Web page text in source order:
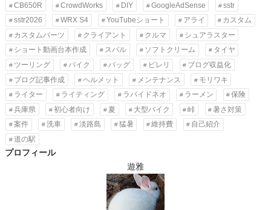
CB650R CrowdWorks DIY GoogleAdSense
sstr
sstr2026
WRX S4 YouTubeショート アライ
カスタム
カスタムパーツ
クライアント クルマ
シュアラスター
ショート動画台本作成
スバル ソフトクリーム
タイヤ
ツーリング
バイク バッグ ピレリ
ブログ収益化
ブログ記事作成
ヘルメット メンテナンス
モリワキ
ライター
ライティング ラパイドネオ ラーメン
保険
兵庫県
初心者向け 夏 大型バイク 峠
暑さ対策
案件
洗車 淡路島 猛暑 維持費
自己紹介
道の駅
プロフィール
遊雅